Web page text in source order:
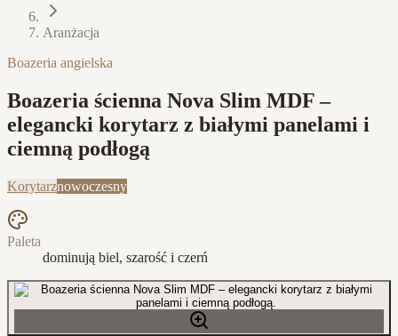
Aranżacja
Boazeria angielska
Boazeria ścienna Nova Slim MDF –
elegancki korytarz z białymi panelami i
ciemną podłogą
Korytarznowoczesny
Paleta
dominują biel, szarość i czerń